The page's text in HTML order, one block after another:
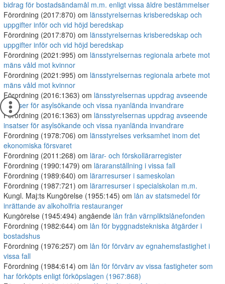
bidrag för bostadsändamål m.m. enligt vissa äldre bestämmelser
Förordning (2017:870) om länsstyrelsernas krisberedskap och
uppgifter inför och vid höjd beredskap
Förordning (2017:870) om länsstyrelsernas krisberedskap och
uppgifter inför och vid höjd beredskap
Förordning (2021:995) om länsstyrelsernas regionala arbete mot
mäns våld mot kvinnor
Förordning (2021:995) om länsstyrelsernas regionala arbete mot
mäns våld mot kvinnor
Förordning (2016:1363) om länsstyrelsernas uppdrag avseende
insatser för asylsökande och vissa nyanlända invandrare
Förordning (2016:1363) om länsstyrelsernas uppdrag avseende
insatser för asylsökande och vissa nyanlända invandrare
Förordning (1978:706) om länsstyrelses verksamhet inom det
ekonomiska försvaret
Förordning (2011:268) om lärar- och förskollärarregister
Förordning (1990:1479) om läraranställning i vissa fall
Förordning (1989:640) om lärarresurser i sameskolan
Förordning (1987:721) om lärarresurser i specialskolan m.m.
Kungl. Maj:ts Kungörelse (1955:145) om lån av statsmedel för
inrättande av alkoholfria restauranger
Kungörelse (1945:494) angående lån från värnpliktslånefonden
Förordning (1982:644) om lån för byggnadstekniska åtgärder i
bostadshus
Förordning (1976:257) om lån för förvärv av egnahemsfastighet i
vissa fall
Förordning (1984:614) om lån för förvärv av vissa fastigheter som
har förköpts enligt förköpslagen (1967:868)